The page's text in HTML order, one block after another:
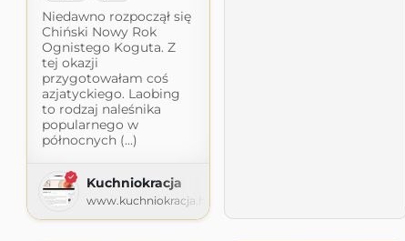
Niedawno rozpoczął się
Chiński Nowy Rok
Ognistego Koguta. Z
tej okazji
przygotowałam coś
azjatyckiego. Laobing
to rodzaj naleśnika
popularnego w
północnych (...)
Kuchniokracja
www.kuchniokracja.hanami.pl